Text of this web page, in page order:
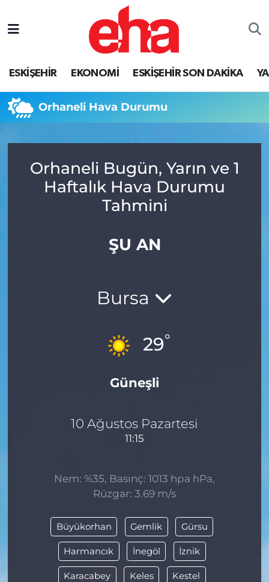
ESKİŞEHİR EKONOMİ ESKİŞEHİR SON DAKİKA
Orhaneli Hava Durumu
Orhaneli Bugün, Yarın ve 1
Haftalık Hava Durumu
Tahmini
ŞU AN
Bursa
29°
Güneşli
10 Ağustos Pazartesi
11:15
Nem: %35, Basınç: 1013 hpa hPa,
Rüzgar: 3.69 m/s
Büyükorhan Gemlik Gürsu
Harmancık İnegöl İznik
Karacabey Keles Kestel